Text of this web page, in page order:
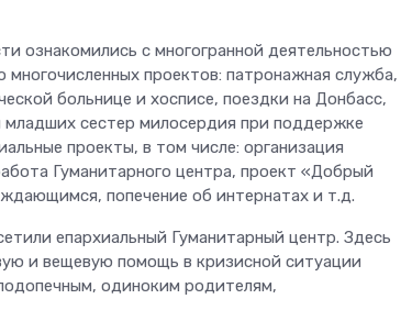
ознакомились с многогранной деятельностью
проектов: патронажная служба,
больнице и хосписе, поездки на Донбасс,
младших сестер милосердия при поддержке
проекты, в том числе: организация
Гуманитарного центра, проект «Добрый
попечение об интернатах и т.д.
епархиальный Гуманитарный центр. Здесь
и вещевую помощь в кризисной ситуации
одиноким родителям,